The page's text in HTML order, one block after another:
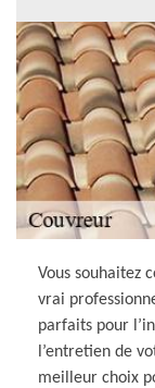
Vous souhaitez
vrai
parfaits pour
l’entretien de
meilleur choix